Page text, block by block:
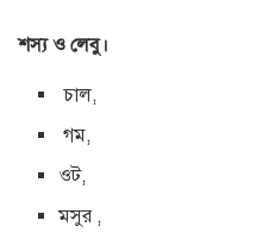
শস্য ও লেবু।
চাল,
গম,
ওট,
মসুর ,